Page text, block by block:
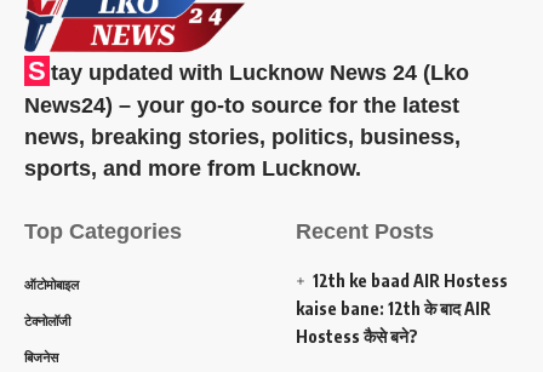
S tay updated with Lucknow News 24 (Lko
News24) – your go-to source for the latest
news, breaking stories, politics, business,
sports, and more from Lucknow.
Top Categories
ऑटोमोबाइल
टेक्नोलॉजी
बिजनेस
Recent Posts
12th ke baad AIR Hostess
kaise bane: 12th के बाद AIR
Hostess कैसे बने?